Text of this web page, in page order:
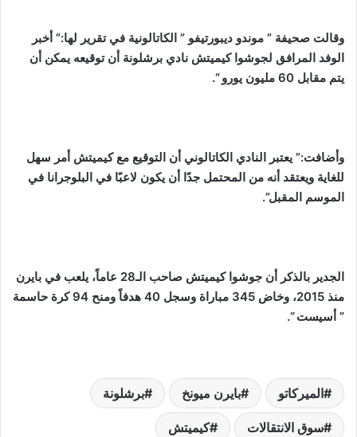
وقالت صحيفة ” موندو ديبورتيفو ” الكاتالونية في تقرير لها:” أخبر
الوفد المرافق لجوشوا كيميتش نادي برشلونة أن توقيعه يمكن أن
يتم مقابل 60 مليون يورو “.
وأضافت:” يعتبر النادي الكاتالوني أن التوقيع مع كيميتش أمر سهل
للغاية ويعتقد أنه من المحتمل جدًا أن يكون لاعبًا في البلوجرانا في
الموسم المقبل”.
الجدير بالذكر أن جوشوا كيميتش صاحب الـ28 عاماً، يلعب في بايرن
منذ 2015، وخاض 345 مباراة وسجل 40 هدفاً ومنح 94 كرة حاسمة
” أسيست “.
الميركاتو بايرن ميونخ برشلونة
سوق الانتقالات كيميتش